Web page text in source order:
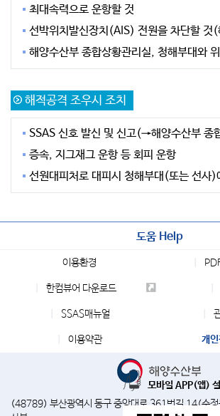
최대속력으로 운항할 것
선박위치발신장치(AIS) 전원을 차단할
해양수산부 종합상황관리실, 청해부대와
해적공격 조우시 조치
SSAS 신호 발신 및 신고(→해양수산부 종
증속, 지그재그 운항 등 회피 운항
선원대피처로 대피시 청해부대(또는 선사)
도움 Help
이용환경
한컴뷰어 다운로드
SSAS매뉴얼
이용약관 개
(48789) 부산광역시 동구 중앙대로 361번길 14(수정
모바일 APP(앱)